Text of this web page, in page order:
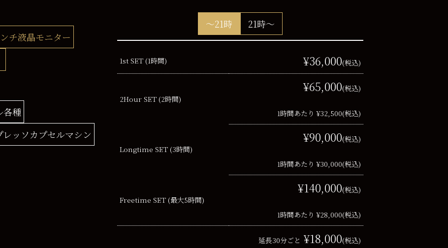
チ液晶モニター
各種
レッソカプセルマシン
～21時 21時～
1st SET (1時間) ¥36,000(税込)
2Hour SET (2時間)
¥65,000(税込)
1時間あたり ¥32,500(税込)
Longtime SET (3時間)
¥90,000(税込)
1時間あたり ¥30,000(税込)
Freetime SET (最大5時間)
¥140,000(税込)
1時間あたり ¥28,000(税込)
延長30分ごと ¥18,000(税込)